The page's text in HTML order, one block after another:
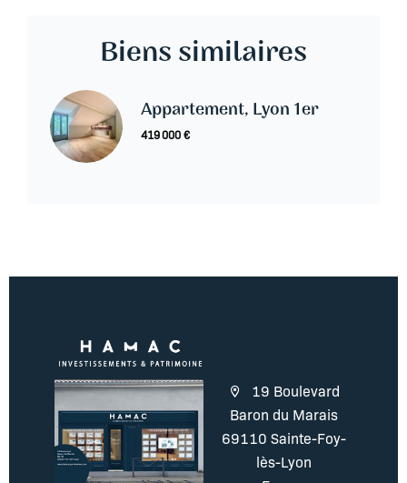
Biens similaires
Appartement, Lyon 1er
419 000 €
19 Boulevard
Baron du Marais
69110 Sainte-Foy-
lès-Lyon